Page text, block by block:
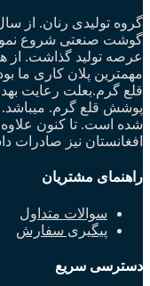
عرصه تولید گذاشت. از
مهمترین پلان کاری ما
قلع گرم.بعلت رعایت
پوشش قلع گرم.
شده است. تا کنون علاوه
افغانستان نیز صادرات
راهنمای مشتریان
سوالات متداول
پیگیری سفارش
دسترسی سریع